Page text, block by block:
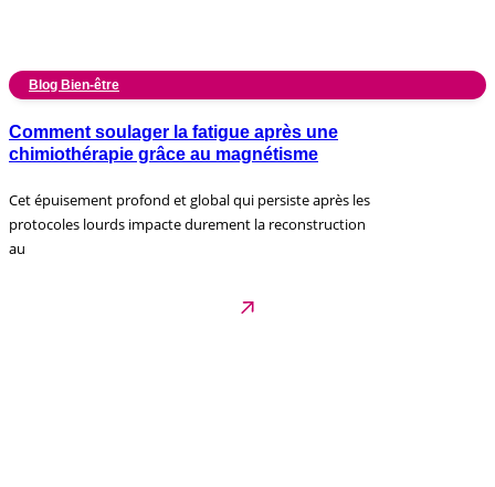
Blog Bien-être
Comment soulager la fatigue après une
chimiothérapie grâce au magnétisme
Cet épuisement profond et global qui persiste après les
protocoles lourds impacte durement la reconstruction
au